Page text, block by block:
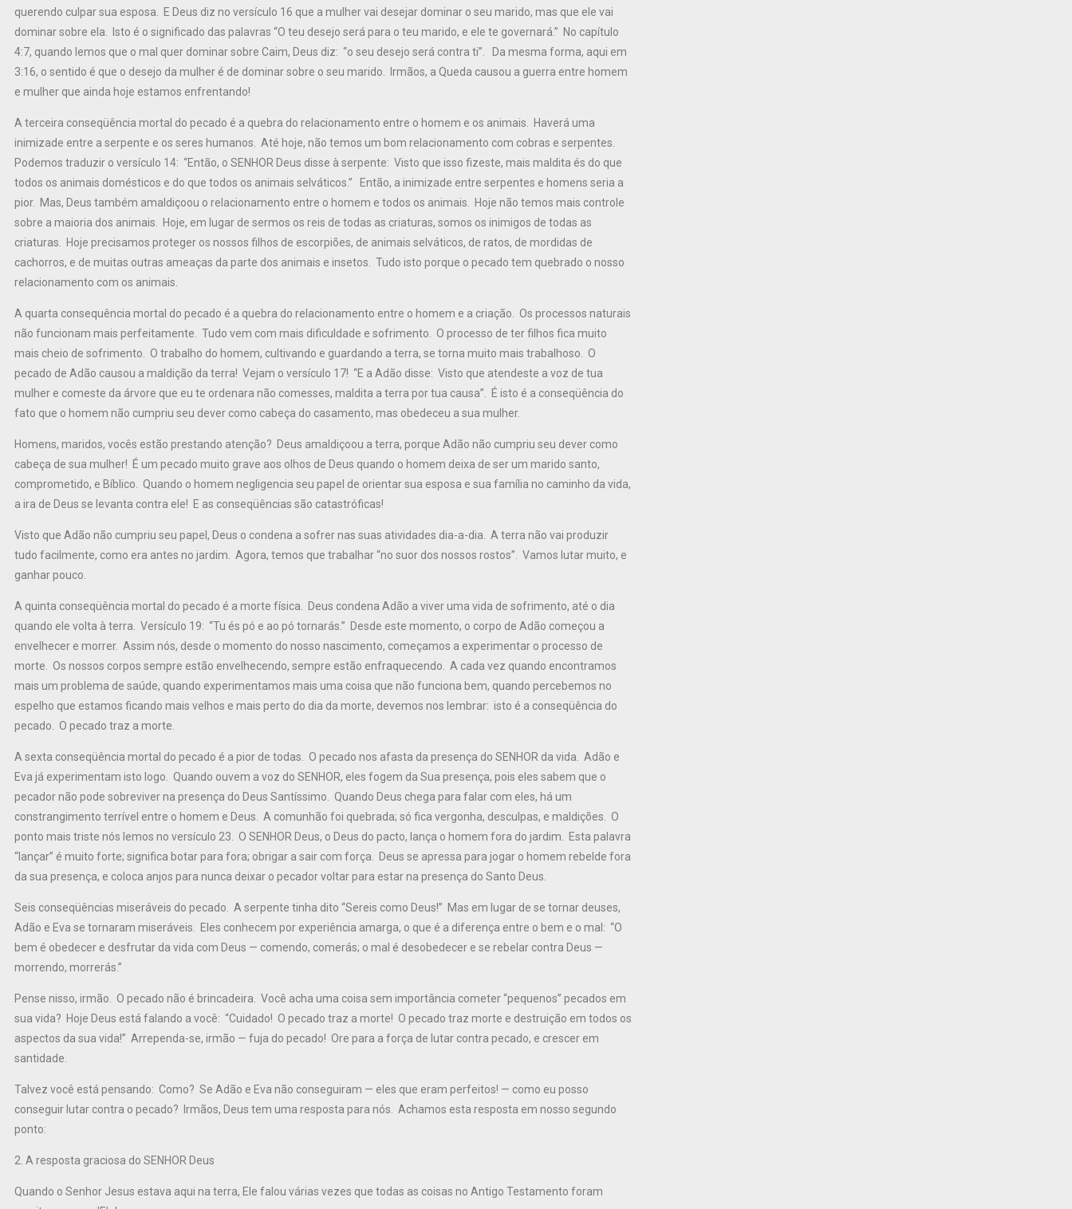
querendo culpar sua esposa. E Deus diz no versículo 16 que a mulher vai desejar dominar o seu marido, mas que ele vai
dominar sobre ela. Isto é o significado das palavras “O teu desejo será para o teu marido, e ele te governará.” No capítulo
4:7, quando lemos que o mal quer dominar sobre Caim, Deus diz: “o seu desejo será contra ti”. Da mesma forma, aqui em
3:16, o sentido é que o desejo da mulher é de dominar sobre o seu marido. Irmãos, a Queda causou a guerra entre homem
e mulher que ainda hoje estamos enfrentando!
A terceira conseqüência mortal do pecado é a quebra do relacionamento entre o homem e os animais. Haverá uma
inimizade entre a serpente e os seres humanos. Até hoje, não temos um bom relacionamento com cobras e serpentes.
Podemos traduzir o versículo 14: “Então, o SENHOR Deus disse à serpente: Visto que isso fizeste, mais maldita és do que
todos os animais domésticos e do que todos os animais selváticos.” Então, a inimizade entre serpentes e homens seria a
pior. Mas, Deus também amaldiçoou o relacionamento entre o homem e todos os animais. Hoje não temos mais controle
sobre a maioria dos animais. Hoje, em lugar de sermos os reis de todas as criaturas, somos os inimigos de todas as
criaturas. Hoje precisamos proteger os nossos filhos de escorpiões, de animais selváticos, de ratos, de mordidas de
cachorros, e de muitas outras ameaças da parte dos animais e insetos. Tudo isto porque o pecado tem quebrado o nosso
relacionamento com os animais.
A quarta consequência mortal do pecado é a quebra do relacionamento entre o homem e a criação. Os processos naturais
não funcionam mais perfeitamente. Tudo vem com mais dificuldade e sofrimento. O processo de ter filhos fica muito
mais cheio de sofrimento. O trabalho do homem, cultivando e guardando a terra, se torna muito mais trabalhoso. O
pecado de Adão causou a maldição da terra! Vejam o versículo 17! “E a Adão disse: Visto que atendeste a voz de tua
mulher e comeste da árvore que eu te ordenara não comesses, maldita a terra por tua causa”. É isto é a conseqüência do
fato que o homem não cumpriu seu dever como cabeça do casamento, mas obedeceu a sua mulher.
Homens, maridos, vocês estão prestando atenção? Deus amaldiçoou a terra, porque Adão não cumpriu seu dever como
cabeça de sua mulher! É um pecado muito grave aos olhos de Deus quando o homem deixa de ser um marido santo,
comprometido, e Bíblico. Quando o homem negligencia seu papel de orientar sua esposa e sua família no caminho da vida,
a ira de Deus se levanta contra ele! E as conseqüências são catastróficas!
Visto que Adão não cumpriu seu papel, Deus o condena a sofrer nas suas atividades dia-a-dia. A terra não vai produzir
tudo facilmente, como era antes no jardim. Agora, temos que trabalhar “no suor dos nossos rostos”. Vamos lutar muito, e
ganhar pouco.
A quinta conseqüência mortal do pecado é a morte física. Deus condena Adão a viver uma vida de sofrimento, até o dia
quando ele volta à terra. Versículo 19: “Tu és pó e ao pó tornarás.” Desde este momento, o corpo de Adão começou a
envelhecer e morrer. Assim nós, desde o momento do nosso nascimento, começamos a experimentar o processo de
morte. Os nossos corpos sempre estão envelhecendo, sempre estão enfraquecendo. A cada vez quando encontramos
mais um problema de saúde, quando experimentamos mais uma coisa que não funciona bem, quando percebemos no
espelho que estamos ficando mais velhos e mais perto do dia da morte, devemos nos lembrar: isto é a conseqüência do
pecado. O pecado traz a morte.
A sexta conseqüência mortal do pecado é a pior de todas. O pecado nos afasta da presença do SENHOR da vida. Adão e
Eva já experimentam isto logo. Quando ouvem a voz do SENHOR, eles fogem da Sua presença, pois eles sabem que o
pecador não pode sobreviver na presença do Deus Santíssimo. Quando Deus chega para falar com eles, há um
constrangimento terrível entre o homem e Deus. A comunhão foi quebrada; só fica vergonha, desculpas, e maldições. O
ponto mais triste nós lemos no versículo 23. O SENHOR Deus, o Deus do pacto, lança o homem fora do jardim. Esta palavra
“lançar” é muito forte; significa botar para fora; obrigar a sair com força. Deus se apressa para jogar o homem rebelde fora
da sua presença, e coloca anjos para nunca deixar o pecador voltar para estar na presença do Santo Deus.
Seis conseqüências miseráveis do pecado. A serpente tinha dito “Sereis como Deus!” Mas em lugar de se tornar deuses,
Adão e Eva se tornaram miseráveis. Eles conhecem por experiência amarga, o que é a diferença entre o bem e o mal: “O
bem é obedecer e desfrutar da vida com Deus — comendo, comerás; o mal é desobedecer e se rebelar contra Deus —
morrendo, morrerás.”
Pense nisso, irmão. O pecado não é brincadeira. Você acha uma coisa sem importância cometer “pequenos” pecados em
sua vida? Hoje Deus está falando a você: “Cuidado! O pecado traz a morte! O pecado traz morte e destruição em todos os
aspectos da sua vida!” Arrependa-se, irmão — fuja do pecado! Ore para a força de lutar contra pecado, e crescer em
santidade.
Talvez você está pensando: Como? Se Adão e Eva não conseguiram — eles que eram perfeitos! — como eu posso
conseguir lutar contra o pecado? Irmãos, Deus tem uma resposta para nós. Achamos esta resposta em nosso segundo
ponto:
2. A resposta graciosa do SENHOR Deus
Quando o Senhor Jesus estava aqui na terra, Ele falou várias vezes que todas as coisas no Antigo Testamento foram